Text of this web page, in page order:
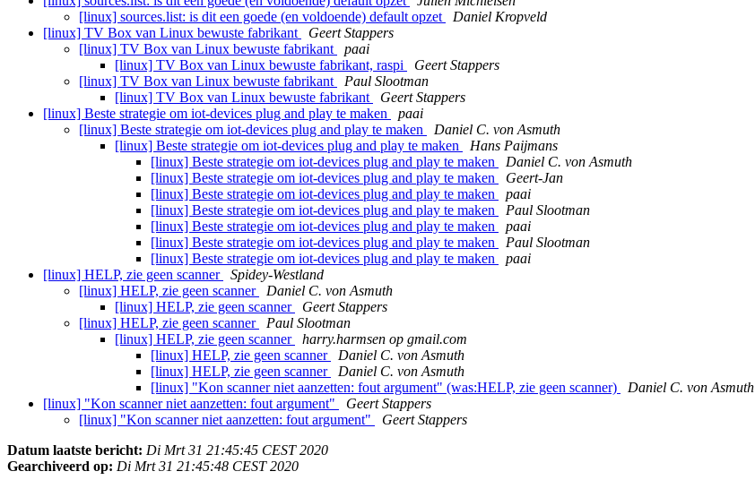
[linux] sources.list: is dit een goede (en voldoende) default opzet
Daniel Kropveld
[linux] TV Box van Linux bewuste fabrikant
Geert Stappers
[linux] TV Box van Linux bewuste fabrikant
paai
[linux] TV Box van Linux bewuste fabrikant, raspi
Geert Stappers
[linux] TV Box van Linux bewuste fabrikant
Paul Slootman
[linux] TV Box van Linux bewuste fabrikant
Geert Stappers
[linux] Beste strategie om iot-devices plug and play te maken
paai
[linux] Beste strategie om iot-devices plug and play te maken
Daniel C. von Asmuth
[linux] Beste strategie om iot-devices plug and play te maken
Hans Paijmans
[linux] Beste strategie om iot-devices plug and play te maken
Daniel C. von Asmuth
[linux] Beste strategie om iot-devices plug and play te maken
Geert-Jan
[linux] Beste strategie om iot-devices plug and play te maken
paai
[linux] Beste strategie om iot-devices plug and play te maken
Paul Slootman
[linux] Beste strategie om iot-devices plug and play te maken
paai
[linux] Beste strategie om iot-devices plug and play te maken
Paul Slootman
[linux] Beste strategie om iot-devices plug and play te maken
paai
[linux] HELP, zie geen scanner
Spidey-Westland
[linux] HELP, zie geen scanner
Daniel C. von Asmuth
[linux] HELP, zie geen scanner
Geert Stappers
[linux] HELP, zie geen scanner
Paul Slootman
[linux] HELP, zie geen scanner
harry.harmsen op gmail.com
[linux] HELP, zie geen scanner
Daniel C. von Asmuth
[linux] HELP, zie geen scanner
Daniel C. von Asmuth
[linux] "Kon scanner niet aanzetten: fout argument" (was:HELP, zie geen scanner)
Daniel C. von Asmuth
[linux] "Kon scanner niet aanzetten: fout argument"
Geert Stappers
[linux] "Kon scanner niet aanzetten: fout argument"
Geert Stappers
Datum laatste bericht: Di Mrt 31 21:45:45 CEST 2020
Gearchiveerd op: Di Mrt 31 21:45:48 CEST 2020